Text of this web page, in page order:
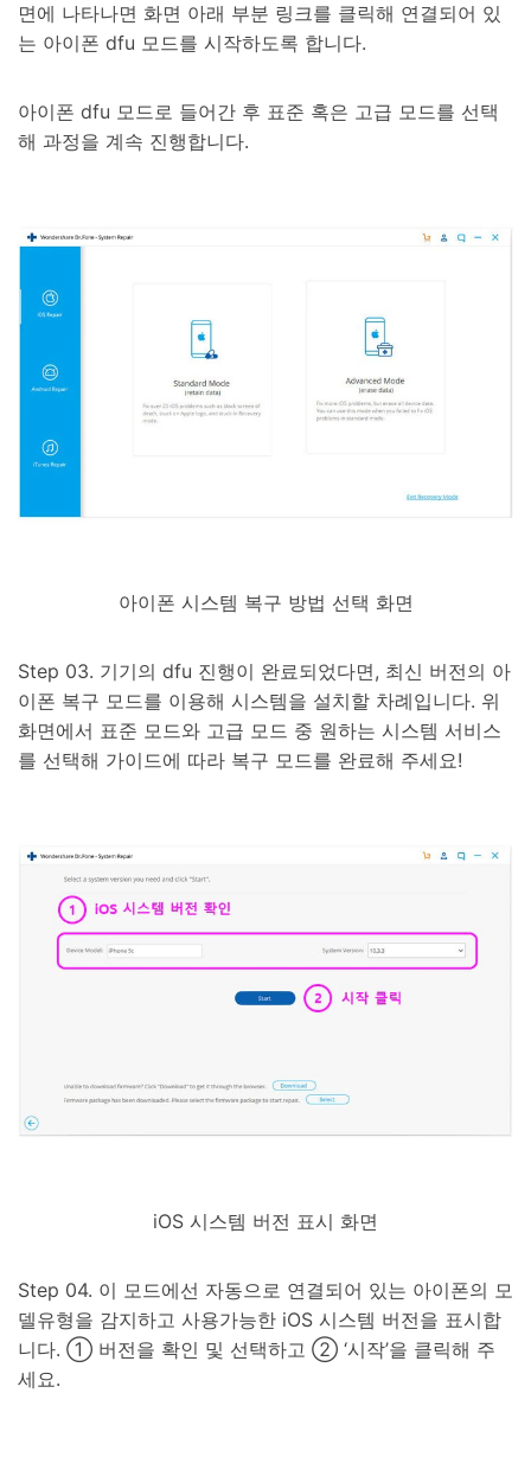
면에 나타나면 화면 아래 부분 링크를 클릭해 연결되어 있
는 아이폰 dfu 모드를 시작하도록 합니다.
아이폰 dfu 모드로 들어간 후 표준 혹은 고급 모드를 선택
해 과정을 계속 진행합니다.
아이폰 시스템 복구 방법 선택 화면
Step 03. 기기의 dfu 진행이 완료되었다면, 최신 버전의 아
이폰 복구 모드를 이용해 시스템을 설치할 차례입니다. 위
화면에서 표준 모드와 고급 모드 중 원하는 시스템 서비스
를 선택해 가이드에 따라 복구 모드를 완료해 주세요!
iOS 시스템 버전 표시 화면
Step 04. 이 모드에선 자동으로 연결되어 있는 아이폰의 모
델유형을 감지하고 사용가능한 iOS 시스템 버전을 표시합
니다. ① 버전을 확인 및 선택하고 ② ‘시작’을 클릭해 주
세요.